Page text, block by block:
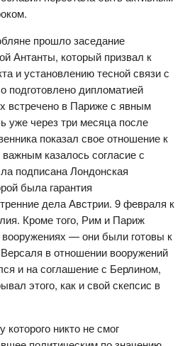
прошло заседание
Антанты, который призвал к
и установлению тесной связи с
дипломатией
встречено в Париже с явным
уже через три месяца после
показал свое отношение к
казалось согласие с
подписана Лондонская
была гарантия
дела Австрии. 9 февраля к
Кроме того, Рим и Париж
— они были готовы к
в отношении вооружений
и на соглашение с Берлином,
этого, как и свой скепсис в
которого никто не смог